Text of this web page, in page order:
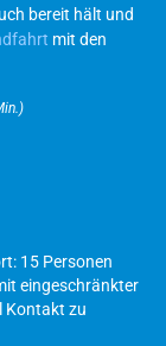
bereit hält und
mit den
15 Personen
eingeschränkter
Kontakt zu